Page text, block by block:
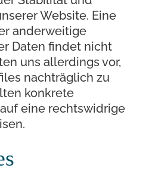
Website. Eine
anderweitige
Daten findet nicht
uns allerdings vor,
nachträglich zu
konkrete
eine rechtswidrige